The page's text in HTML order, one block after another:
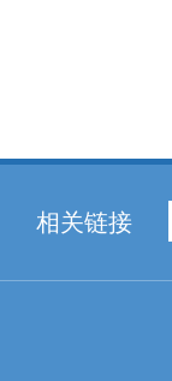
相关链接